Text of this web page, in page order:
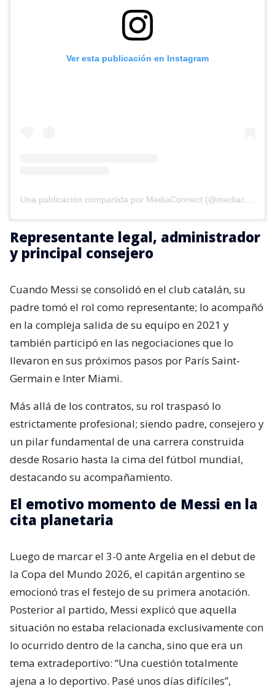
Ver esta publicación en Instagram
Representante legal, administrador
y principal consejero
Cuando Messi se consolidó en el club catalán, su
padre tomó el rol como representante; lo acompañó
en la compleja salida de su equipo en 2021 y
también participó en las negociaciones que lo
llevaron en sus próximos pasos por París Saint-
Germain e Inter Miami.
Más allá de los contratos, su rol traspasó lo
estrictamente profesional; siendo padre, consejero y
un pilar fundamental de una carrera construida
desde Rosario hasta la cima del fútbol mundial,
destacando su acompañamiento.
El emotivo momento de Messi en la
cita planetaria
Luego de marcar el 3-0 ante Argelia en el debut de
la Copa del Mundo 2026, el capitán argentino se
emocionó tras el festejo de su primera anotación.
Posterior al partido, Messi explicó que aquella
situación no estaba relacionada exclusivamente con
lo ocurrido dentro de la cancha, sino que era un
tema extradeportivo: “Una cuestión totalmente
ajena a lo deportivo. Pasé unos días difíciles”,